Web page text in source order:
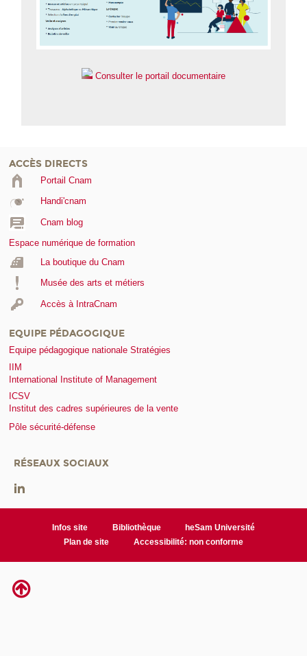
Consulter le portail documentaire
ACCÈS DIRECTS
Portail Cnam
Handi'cnam
Cnam blog
Espace numérique de formation
La boutique du Cnam
Musée des arts et métiers
Accès à IntraCnam
EQUIPE PÉDAGOGIQUE
Equipe pédagogique nationale Stratégies
IIM
International Institute of Management
ICSV
Institut des cadres supérieures de la vente
Pôle sécurité-défense
RÉSEAUX SOCIAUX
Infos site Bibliothèque
heSam Université
Plan de site
Accessibilité: non conforme